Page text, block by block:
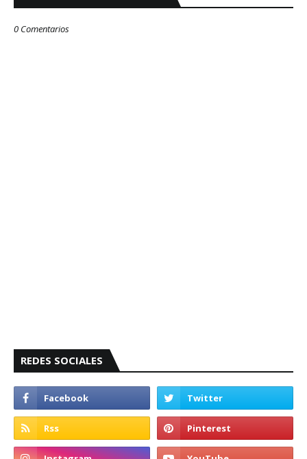
0 Comentarios
REDES SOCIALES